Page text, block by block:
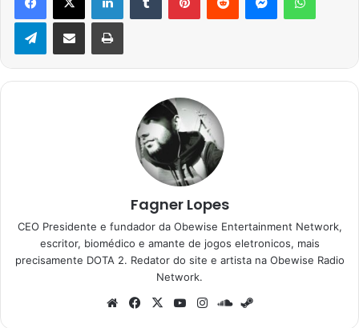
TelegramCompartilhar via e-mail Imprimir
Fagner Lopes
CEO Presidente e fundador da Obewise Entertainment Network,
escritor, biomédico e amante de jogos eletronicos, mais
precisamente DOTA 2. Redator do site e artista na Obewise Radio
Network.
WebsiteFacebook
X YouTubeInstagramSoundCloud